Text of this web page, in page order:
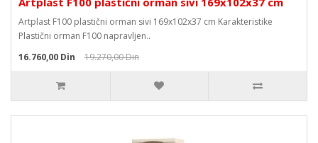
Artplast F100 plastični orman sivi 169x102x37 cm Karakteristike
Plastični orman F100 napravljen..
16.760,00 Din
19.270,00 Din